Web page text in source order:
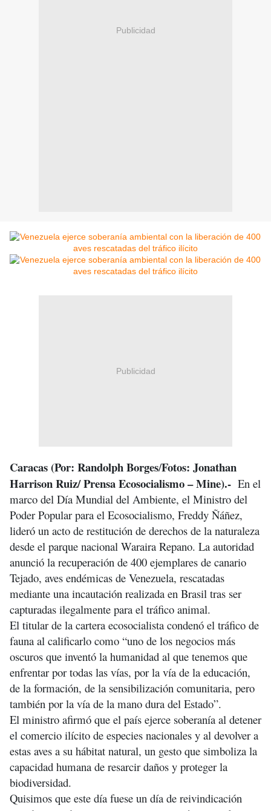
Publicidad
Publicidad
Caracas (Por: Randolph Borges/Fotos: Jonathan
Harrison Ruiz/ Prensa Ecosocialismo – Mine).- En el
marco del Día Mundial del Ambiente, el Ministro del
Poder Popular para el Ecosocialismo, Freddy Ñáñez,
lideró un acto de restitución de derechos de la naturaleza
desde el parque nacional Waraira Repano. La autoridad
anunció la recuperación de 400 ejemplares de canario
Tejado, aves endémicas de Venezuela, rescatadas
mediante una incautación realizada en Brasil tras ser
capturadas ilegalmente para el tráfico animal.
El titular de la cartera ecosocialista condenó el tráfico de
fauna al calificarlo como “uno de los negocios más
oscuros que inventó la humanidad al que tenemos que
enfrentar por todas las vías, por la vía de la educación,
de la formación, de la sensibilización comunitaria, pero
también por la vía de la mano dura del Estado”.
El ministro afirmó que el país ejerce soberanía al detener
el comercio ilícito de especies nacionales y al devolver a
estas aves a su hábitat natural, un gesto que simboliza la
capacidad humana de resarcir daños y proteger la
biodiversidad.
Quisimos que este día fuese un día de reivindicación